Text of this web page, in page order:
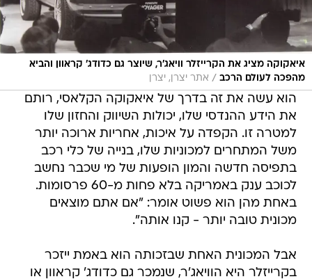
איאקוקה מציג את הקרייזלר וויאג'ר, שיוצר גם כדודג' קראוון והביא
מהפכה לעולם הרכב / אתר יצרן, יצרן
הוא עשה את זה בדרך של איאקוקה הקלאסי, רותם
את הידע ההנדסי שלו, יכולות השיווק והחזון שלו
למטרה זו. הקפדה על איכות, אחריות ארוכה יותר
משל המתחרים למכוניות שלו, בנייה של כלי רכב
בתפיסה חדשה והמון הופעות של מי שכבר נחשב
לכוכב ענק באמריקה בלא פחות מ-60 פרסומות.
באחת מהן הוא פשוט אומר: "אם אתם מוצאים
מכונית טובה יותר - קנו אותה".
אבל המכונית האחת שבזכותה הוא באמת ייזכר
בקרייזלר היא הוויאג'ר, שנמכר גם כדודג' קראוון או